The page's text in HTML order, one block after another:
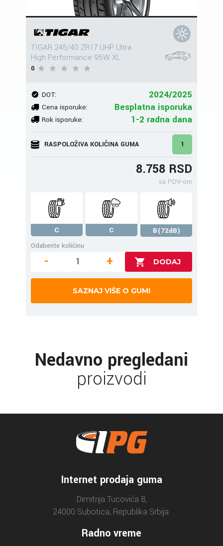
TIGAR 245/40 ZR17 UHP Ultra
High Performance 95W XL
0
DOT: 2024/2025
Cena isporuke: Besplatna isporuka
Rok isporuke: 1-2 radna dana
RASPOLOŽIVA KOLIČINA GUMA 1
8.758 RSD
sa PDV-om
C C
B(72dB)
Odaberite količinu
- +
SAZNAJ VIŠE O GUMI
Nedavno pregledani
proizvodi
Internet prodaja guma
Dimitrija Tucovića 8,
24000 Subotica, Republika Srbija.
Radno vreme